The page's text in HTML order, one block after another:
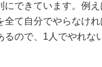
できています。例
て自分でやらなけれ
ので、1人でやれな